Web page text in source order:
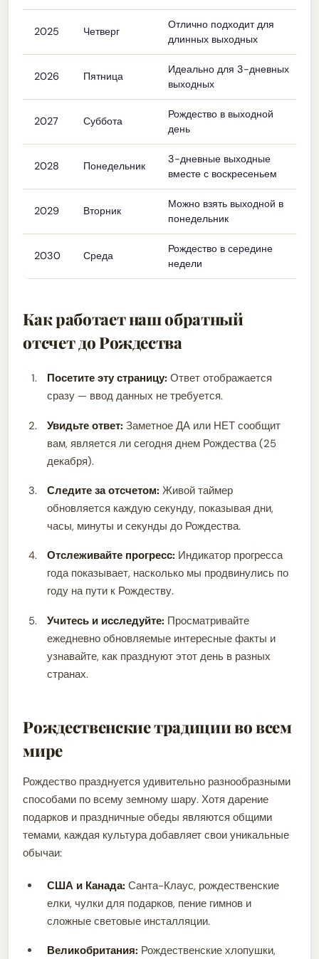
2025 Четверг
Отлично подходит для
длинных выходных
2026 Пятница
Идеально для 3-дневных
выходных
2027 Суббота
Рождество в выходной
день
2028 Понедельник
3-дневные выходные
вместе с воскресеньем
2029 Вторник
Можно взять выходной в
понедельник
2030 Среда
Рождество в середине
недели
Как работает наш обратный
отсчет до Рождества
Посетите эту страницу: Ответ отображается
сразу — ввод данных не требуется.
Увидьте ответ: Заметное ДА или НЕТ сообщит
вам, является ли сегодня днем Рождества (25
декабря).
Следите за отсчетом: Живой таймер
обновляется каждую секунду, показывая дни,
часы, минуты и секунды до Рождества.
Отслеживайте прогресс: Индикатор прогресса
года показывает, насколько мы продвинулись по
году на пути к Рождеству.
Учитесь и исследуйте: Просматривайте
ежедневно обновляемые интересные факты и
узнавайте, как празднуют этот день в разных
странах.
Рождественские традиции во всем
мире
Рождество празднуется удивительно разнообразными
способами по всему земному шару. Хотя дарение
подарков и праздничные обеды являются общими
темами, каждая культура добавляет свои уникальные
обычаи:
США и Канада: Санта-Клаус, рождественские
елки, чулки для подарков, пение гимнов и
сложные световые инсталляции.
Великобритания: Рождественские хлопушки,